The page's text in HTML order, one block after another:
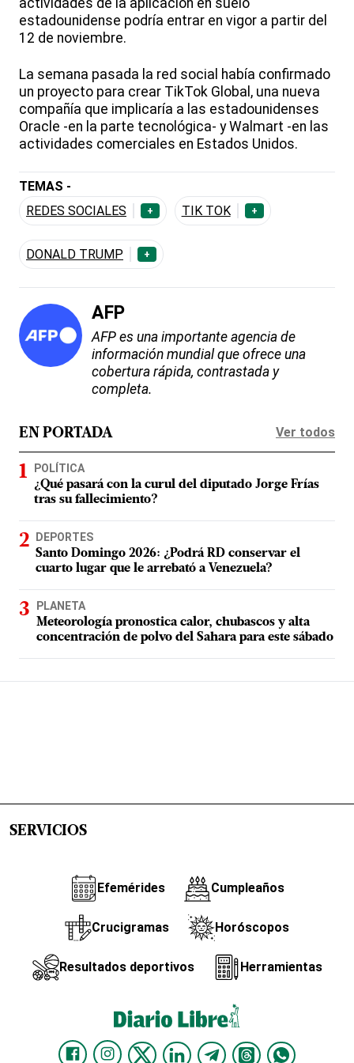
actividades de la aplicación en suelo
estadounidense podría entrar en vigor a partir del
12 de noviembre.
La semana pasada la red social había confirmado
un proyecto para crear TikTok Global, una nueva
compañía que implicaría a las estadounidenses
Oracle -en la parte tecnológica- y Walmart -en las
actividades comerciales en Estados Unidos.
TEMAS -
REDES SOCIALES
+ TIK TOK +
DONALD TRUMP +
AFP
AFP es una importante agencia de
información mundial que ofrece una
cobertura rápida, contrastada y
completa.
EN PORTADA Ver todos
POLÍTICA
¿Qué pasará con la curul del diputado Jorge Frías
tras su fallecimiento?
DEPORTES
Santo Domingo 2026: ¿Podrá RD conservar el
cuarto lugar que le arrebató a Venezuela?
PLANETA
Meteorología pronostica calor, chubascos y alta
concentración de polvo del Sahara para este sábado
SERVICIOS
Efemérides Cumpleaños
Crucigramas Horóscopos
Resultados deportivos Herramientas